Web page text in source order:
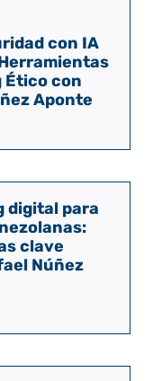
con IA
Ético con
Aponte
digital para
clave
Núñez